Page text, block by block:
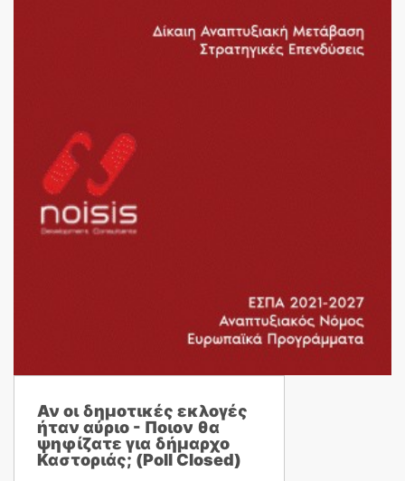
Αν οι δημοτικές εκλογές
ήταν αύριο - Ποιον θα
ψηφίζατε για δήμαρχο
Καστοριάς; (Poll Closed)